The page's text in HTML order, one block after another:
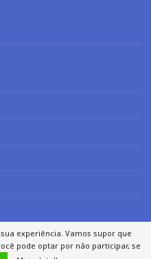
FALE COM O JORNAL DCI
experiência. Vamos supor que
pode optar por não participar, se